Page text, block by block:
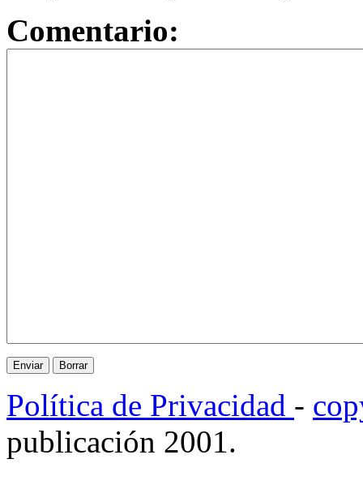
Comentario:
Política de Privacidad -
publicación 2001.